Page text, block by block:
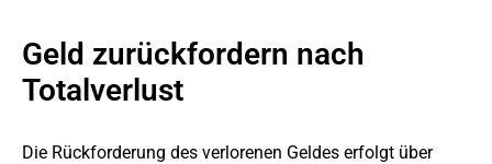
Geld zurückfordern nach
Totalverlust
Die Rückforderung des verlorenen Geldes erfolgt über